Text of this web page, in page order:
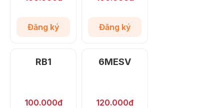
Đăng ký Đăng ký
RB1
100.000đ
6MESV
120.000đ